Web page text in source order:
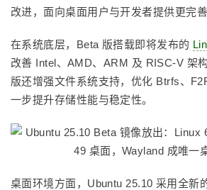
改进，面向桌面用户与开发者提供更完善
在系统底层，Beta 版搭载即将发布的
改善 Intel、AMD、ARM 及 RISC-V 架
版还增强文件系统支持，优化 Btrfs、
一步提升存储性能与稳定性。
桌面环境方面，Ubuntu 25.10 采用全新